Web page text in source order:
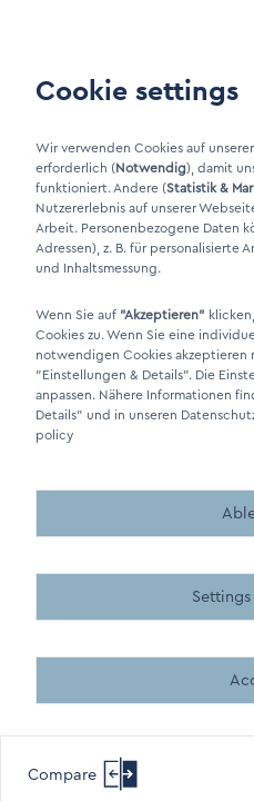
DINO Dampferzeuger GmbH -
Germany" 2026
Compare
Cookie settings
Wir verwenden Cookies auf
erforderlich (Notwendig), damit
funktioniert. Andere (Statistik &
Nutzererlebnis auf unserer
Arbeit. Personenbezogene Daten
Adressen), z. B. für personalisierte
und Inhaltsmessung.
Wenn Sie auf "Akzeptieren"
Cookies zu. Wenn Sie eine
notwendigen Cookies
"Einstellungen & Details". Die
anpassen. Nähere Informationen
Details" und in unseren
policy